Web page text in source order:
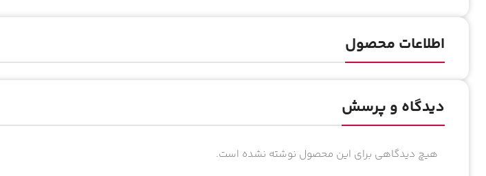
اطلاعات محصول
دیدگاه و پرسش
هیچ دیدگاهی برای این محصول نوشته نشده است.